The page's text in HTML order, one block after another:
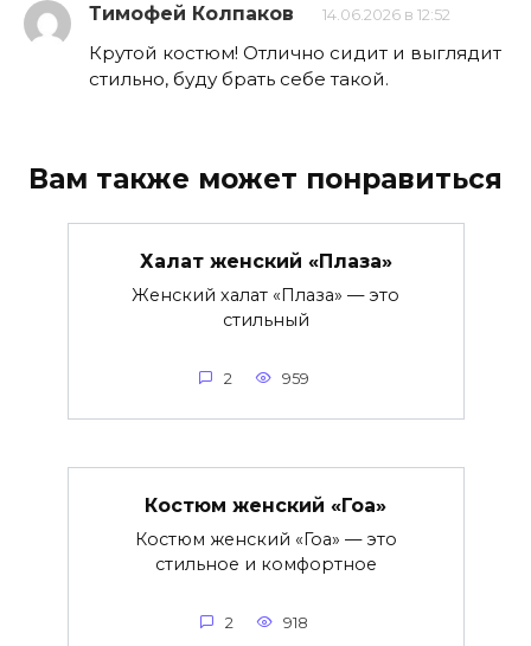
Тимофей Колпаков 14.06.2026 в 12:52
Крутой костюм! Отлично сидит и выглядит
стильно, буду брать себе такой.
Вам также может понравиться
Халат женский «Плаза»
Женский халат «Плаза» — это
стильный
2 959
Костюм женский «Гоа»
Костюм женский «Гоа» — это
стильное и комфортное
2 918